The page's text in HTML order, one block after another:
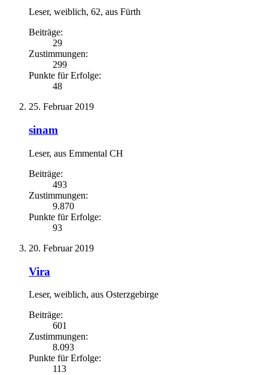
Leser, weiblich, 62, aus Fürth
Beiträge:
29
Zustimmungen:
299
Punkte für Erfolge:
48
25. Februar 2019
sinam
Leser, aus Emmental CH
Beiträge:
493
Zustimmungen:
9.870
Punkte für Erfolge:
93
20. Februar 2019
Vira
Leser, weiblich, aus Osterzgebirge
Beiträge:
601
Zustimmungen:
8.093
Punkte für Erfolge:
113